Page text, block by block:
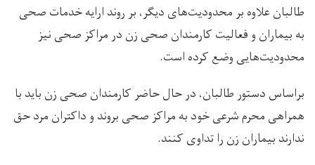
طالبان علاوه بر محدودیت‌های دیگر، بر روند ارایه‌ خدمات صحی
به بیماران و فعالیت کارمندان صحی زن در مراکز صحی نیز
محدودیت‌هایی وضع کرده است.
براساس دستور طالبان، در حال حاضر کارمندان صحی زن باید با
همراهی محرم شرعی خود به مراکز صحی بروند و داکتران مرد حق
ندارند بیماران زن را تداوی کنند.